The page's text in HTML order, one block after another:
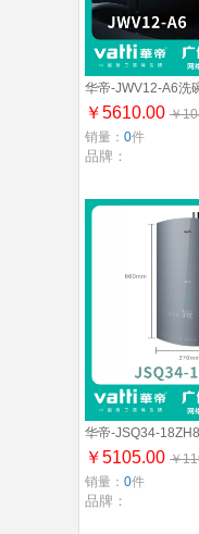
华帝-JWV12-A6洗
￥5610.00 ￥
销量： 0件
品牌：
华帝-JSQ34-
￥5105.00 ￥
销量： 0件
品牌：